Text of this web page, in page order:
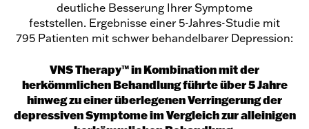
deutliche Besserung Ihrer Symptome
feststellen. Ergebnisse einer 5-Jahres-Studie mit
795 Patienten mit schwer behandelbarer Depression:
VNS Therapy™ in Kombination mit der
herkömmlichen Behandlung führte über 5 Jahre
hinweg zu einer überlegenen Verringerung der
depressiven Symptome im Vergleich zur alleinigen